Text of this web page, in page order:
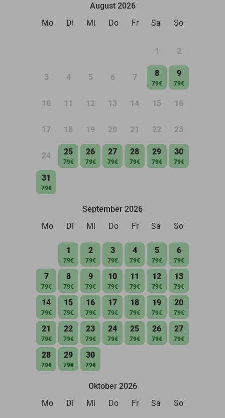
August 2026
Mo
Di Mi Do Fr Sa So
1 2
3 4 5 6 7 8
79€
9
79€
10 11 12 13 14 15 16
17 18 19 20 21 22 23
24 25
79€
26
79€
27
79€
28
79€
29
79€
30
79€
31
79€
September 2026
Mo
Di Mi Do Fr Sa So
1
79€
2
79€
3
79€
4
79€
5
79€
6
79€
7
79€
8
79€
9
79€
10
79€
11
79€
12
79€
13
79€
14
79€
15
79€
16
79€
17
79€
18
79€
19
79€
20
79€
21
79€
22
79€
23
79€
24
79€
25
79€
26
79€
27
79€
28
79€
29
79€
30
79€
Oktober 2026
Mo
Di Mi Do Fr Sa So